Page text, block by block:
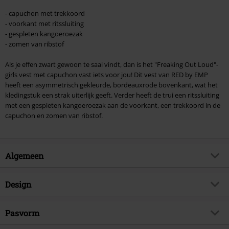
- capuchon met trekkoord
- voorkant met ritssluiting
- gespleten kangoeroezak
- zomen van ribstof
Als je effen zwart gewoon te saai vindt, dan is het "Freaking Out Loud"-
girls vest met capuchon vast iets voor jou! Dit vest van RED by EMP
heeft een asymmetrisch gekleurde, bordeauxrode bovenkant, wat het
kledingstuk een strak uiterlijk geeft. Verder heeft de trui een ritssluiting
met een gespleten kangoeroezak aan de voorkant, een trekkoord in de
capuchon en zomen van ribstof.
Algemeen
Artikelnr.
Brand
Design
Producttype
Pasvorm